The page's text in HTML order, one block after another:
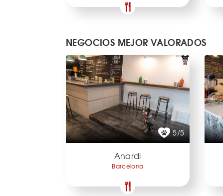
NEGOCIOS MEJOR VALORADOS
5/5
Anardi
Barcelona